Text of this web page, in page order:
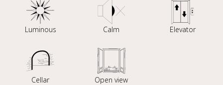
Luminous Calm Elevator
Cellar Open view